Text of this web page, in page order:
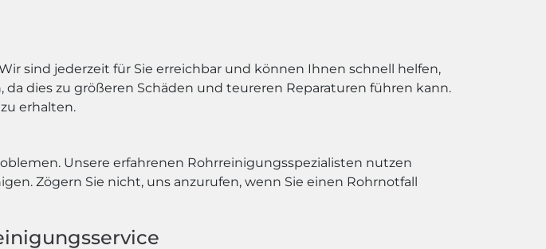
sind jederzeit für Sie erreichbar und können Ihnen schnell helfen,
da dies zu größeren Schäden und teureren Reparaturen führen kann.
erhalten.
Unsere erfahrenen Rohrreinigungsspezialisten nutzen
Zögern Sie nicht, uns anzurufen, wenn Sie einen Rohrnotfall